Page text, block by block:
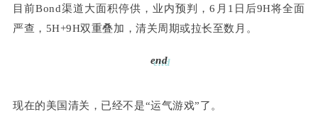
目前Bond渠道大面积停供，业内预判，6月1日后9H将全面
严查，5H+9H双重叠加，清关周期或拉长至数月。
end
现在的美国清关，已经不是“运气游戏”了。